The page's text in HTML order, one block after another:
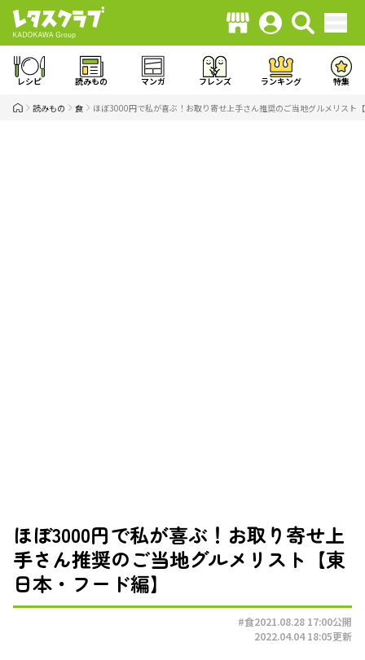
レシピ 読みもの マンガ フレンズ ランキング 特集
読みもの 食 ほぼ3000円で私が喜ぶ！お取り寄せ上手さん推奨のご当地グルメリスト
ほぼ3000円で私が喜ぶ！お取り寄せ上
手さん推奨のご当地グルメリスト【東
日本・フード編】
#食2021.08.28 17:00公開
2022.04.04 18:05更新